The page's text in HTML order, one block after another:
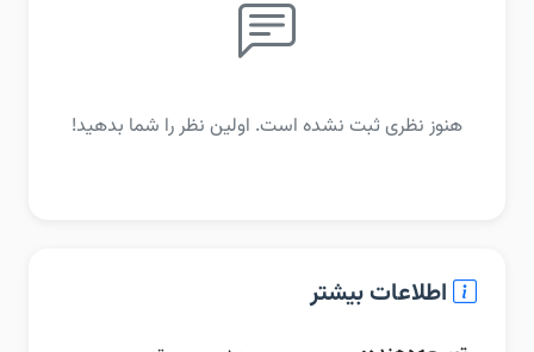
هنوز نظری ثبت نشده است. اولین نظر را شما بدهید!
اطلاعات بیشتر